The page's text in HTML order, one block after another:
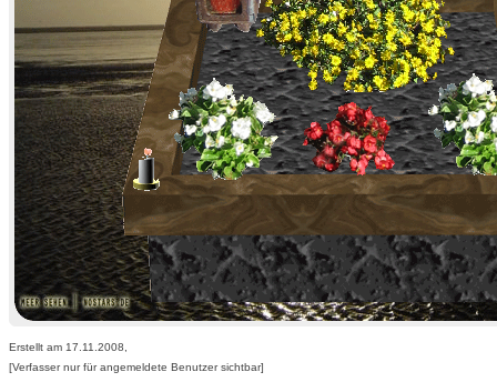
Erstellt am 17.11.2008,
[Verfasser nur für angemeldete Benutzer sichtbar]